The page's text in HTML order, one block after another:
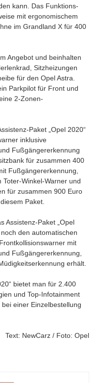
kann. Das Funktions-
mit ergonomischem
im Grandland X für 400
Angebot und beinhalten
Sitzheizungen
für den Opel Astra.
Parkpilot für Front und
2-Zonen-
Paket „Opel 2020“
inklusive
Fußgängererkennung
für zusammen 400
Fußgängererkennung,
Winkel-Warner und
für zusammen 900 Euro
Paket.
Assistenz-Paket „Opel
den automatischen
mit
Fußgängererkennung,
erhält.
bietet man für 2.400
und Top-Infotainment
einer Einzelbestellung
Text: NewCarz / Foto: Opel